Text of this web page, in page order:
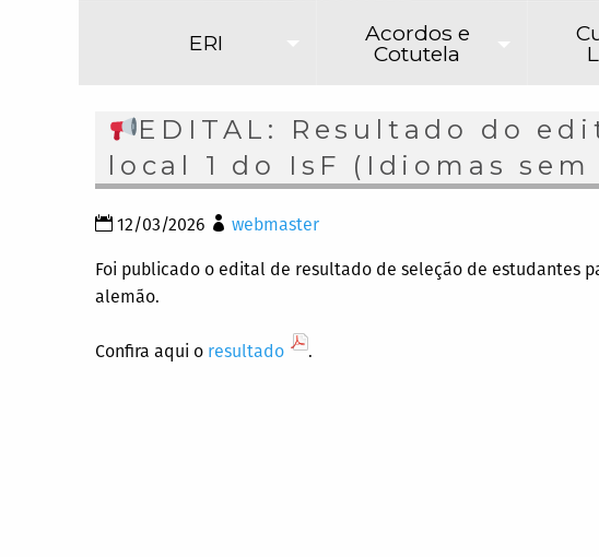
ERI Acordos e
Cotutela
EDITAL: Resultado do
local 1 do IsF (Idiomas
12/03/2026 webmaster
Foi publicado o edital de resultado de seleção de estudantes
alemão.
Confira aqui o resultado .